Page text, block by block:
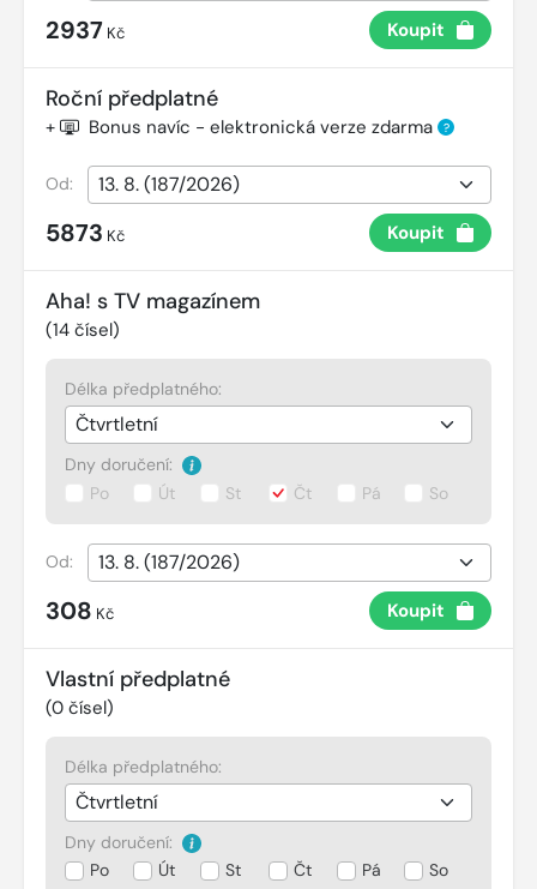
2937 Kč Koupit
Roční předplatné
+ Bonus navíc - elektronická verze zdarma ?
Od:
5873 Kč Koupit
Aha! s TV magazínem
(14 čísel)
Délka předplatného:
Dny doručení:
Po
Út St Čt Pá So
Od:
308 Kč Koupit
Vlastní předplatné
(0 čísel)
Délka předplatného:
Dny doručení:
Po
Út St Čt Pá So